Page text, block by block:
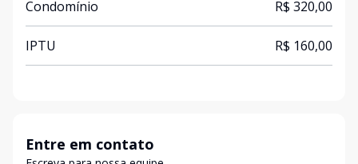
Condomínio R$ 320,00
IPTU R$ 160,00
Entre em contato